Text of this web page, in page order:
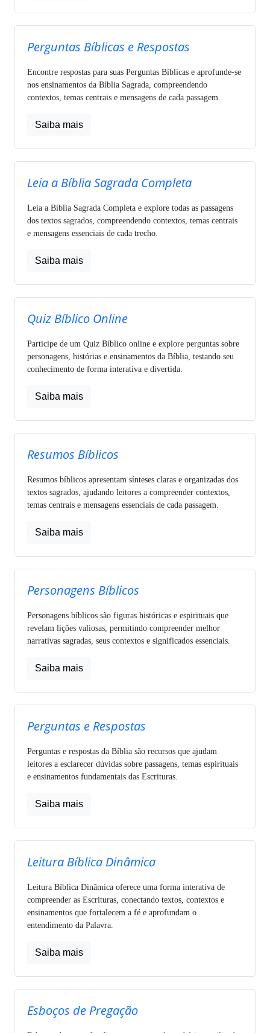
Perguntas Bíblicas e Respostas
Encontre respostas para suas Perguntas Bíblicas e aprofunde-se
nos ensinamentos da Bíblia Sagrada, compreendendo
contextos, temas centrais e mensagens de cada passagem.
Saiba mais
Leia a Bíblia Sagrada Completa
Leia a Bíblia Sagrada Completa e explore todas as passagens
dos textos sagrados, compreendendo contextos, temas centrais
e mensagens essenciais de cada trecho.
Saiba mais
Quiz Bíblico Online
Participe de um Quiz Bíblico online e explore perguntas sobre
personagens, histórias e ensinamentos da Bíblia, testando seu
conhecimento de forma interativa e divertida.
Saiba mais
Resumos Bíblicos
Resumos bíblicos apresentam sínteses claras e organizadas dos
textos sagrados, ajudando leitores a compreender contextos,
temas centrais e mensagens essenciais de cada passagem.
Saiba mais
Personagens Bíblicos
Personagens bíblicos são figuras históricas e espirituais que
revelam lições valiosas, permitindo compreender melhor
narrativas sagradas, seus contextos e significados essenciais.
Saiba mais
Perguntas e Respostas
Perguntas e respostas da Bíblia são recursos que ajudam
leitores a esclarecer dúvidas sobre passagens, temas espirituais
e ensinamentos fundamentais das Escrituras.
Saiba mais
Leitura Bíblica Dinâmica
Leitura Bíblica Dinâmica oferece uma forma interativa de
compreender as Escrituras, conectando textos, contextos e
ensinamentos que fortalecem a fé e aprofundam o
entendimento da Palavra.
Saiba mais
Esboços de Pregação